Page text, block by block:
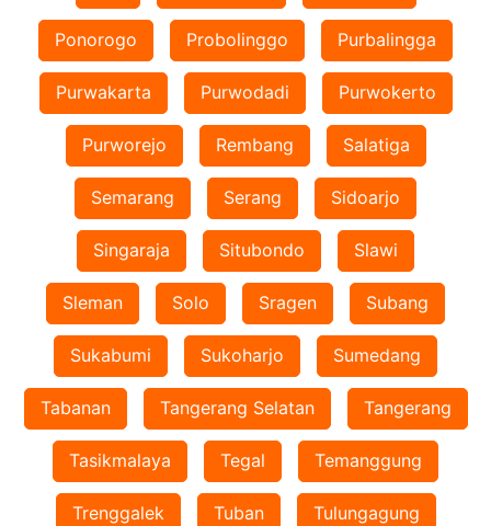
Ponorogo Probolinggo Purbalingga
Purwakarta Purwodadi Purwokerto
Purworejo Rembang Salatiga
Semarang Serang Sidoarjo
Singaraja Situbondo Slawi
Sleman Solo Sragen Subang
Sukabumi Sukoharjo Sumedang
Tabanan Tangerang Selatan Tangerang
Tasikmalaya Tegal Temanggung
Trenggalek Tuban Tulungagung